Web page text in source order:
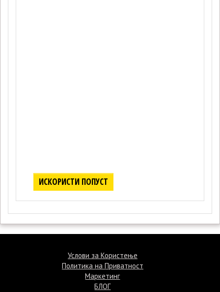
ИСКОРИСТИ ПОПУСТ
Услови за Користење
Политика на Приватност
Маркетинг
БЛОГ